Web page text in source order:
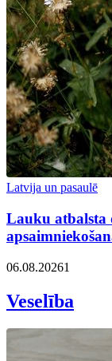
Latvija un pasaulē
Lauku atbalsta
06.08.20261
Veselība